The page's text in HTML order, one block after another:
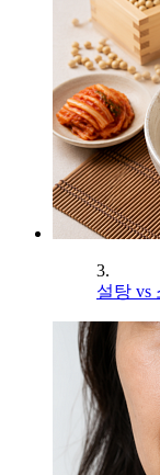
3.
설탕 vs